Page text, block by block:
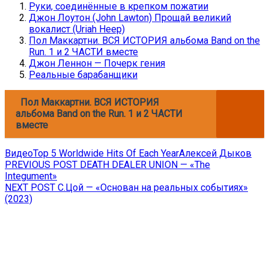
Руки, соединённые в крепком пожатии
Джон Лоутон (John Lawton) Прощай великий
вокалист (Uriah Heep)
Пол Маккартни. ВСЯ ИСТОРИЯ альбома Band on the
Run. 1 и 2 ЧАСТИ вместе
Джон Леннон — Почерк гения
Реальные барабанщики
Пол Маккартни. ВСЯ ИСТОРИЯ
альбома Band on the Run. 1 и 2 ЧАСТИ
вместе
ВидеоTop 5 Worldwide Hits Of Each YearАлексей Дыков
Навигация
по
записям
PREVIOUS POST Previous
DEATH DEALER UNION — «The
Integument»
NEXT POST Next
С.Цой — «Основан на реальных событиях»
(2023)